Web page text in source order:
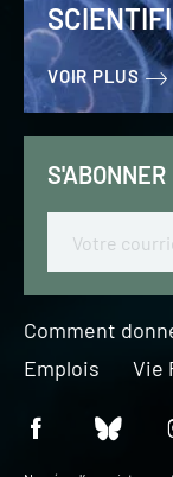
VOIR PLUS
S'ABONNER
Comment
Emplois
Vie